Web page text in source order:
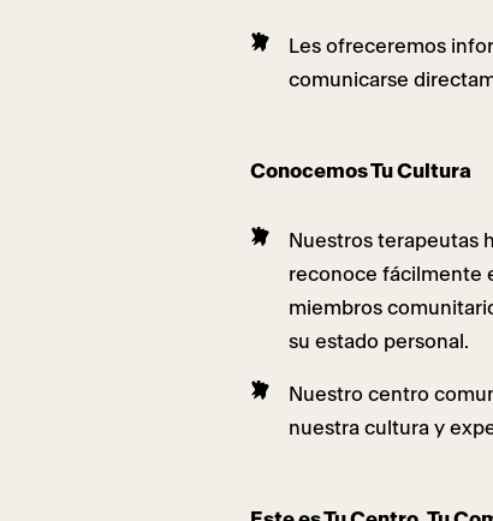
Les ofreceremos
comunicarse
Conocemos Tu Cultura
Nuestros terapeutas
reconoce fácilmente
miembros
su estado personal.
Nuestro centro
nuestra cultura y